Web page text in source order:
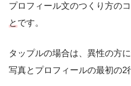
プロフィール文のつくり方の
と です。
タップルの場合は、異性の方
写真とプロフィールの最初の2